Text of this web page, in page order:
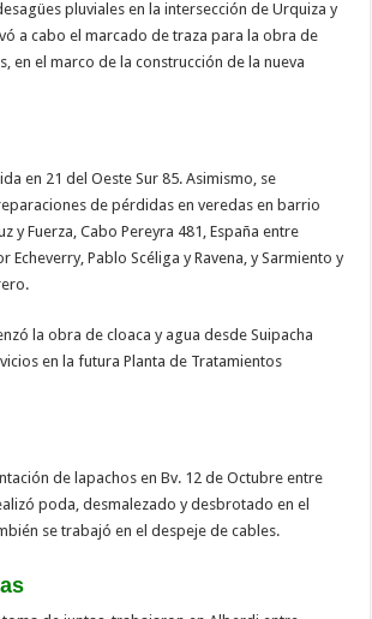
pluviales en la intersección de Urquiza y
a cabo el marcado de traza para la obra de
en el marco de la construcción de la nueva
en 21 del Oeste Sur 85. Asimismo, se
de pérdidas en veredas en barrio
y Fuerza, Cabo Pereyra 481, España entre
Echeverry, Pablo Scéliga y Ravena, y Sarmiento y
la obra de cloaca y agua desde Suipacha
en la futura Planta de Tratamientos
de lapachos en Bv. 12 de Octubre entre
poda, desmalezado y desbrotado en el
se trabajó en el despeje de cables.